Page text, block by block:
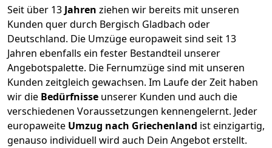
Seit über 13 Jahren ziehen wir bereits mit unseren
Kunden quer durch Bergisch Gladbach oder
Deutschland. Die Umzüge europaweit sind seit 13
Jahren ebenfalls ein fester Bestandteil unserer
Angebotspalette. Die Fernumzüge sind mit unseren
Kunden zeitgleich gewachsen. Im Laufe der Zeit haben
wir die Bedürfnisse unserer Kunden und auch die
verschiedenen Voraussetzungen kennengelernt. Jeder
europaweite Umzug nach Griechenland ist einzigartig,
genauso individuell wird auch Dein Angebot erstellt.